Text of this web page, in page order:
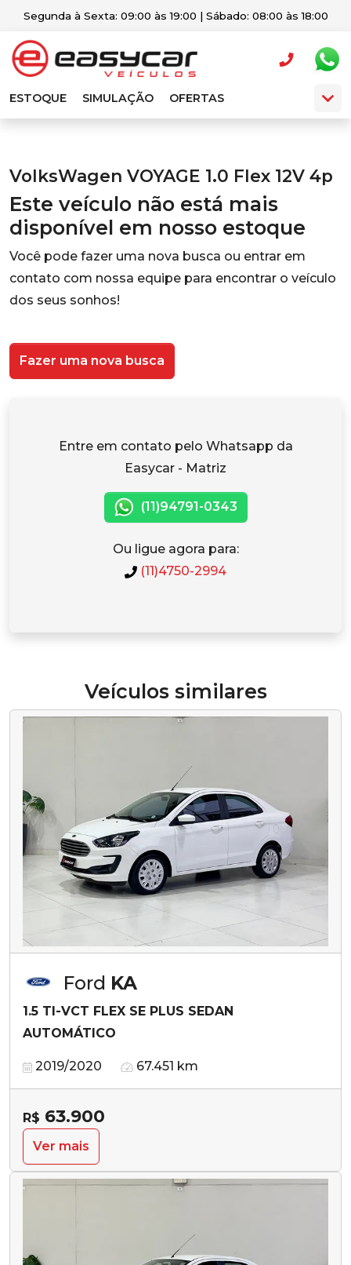
Segunda à Sexta: 09:00 às 19:00 | Sábado: 08:00 às 18:00
ESTOQUE SIMULAÇÃO OFERTAS
VolksWagen VOYAGE 1.0 Flex 12V 4p
Este veículo não está mais
disponível em nosso estoque
Você pode fazer uma nova busca ou entrar em
contato com nossa equipe para encontrar o veículo
dos seus sonhos!
Fazer uma nova busca
Entre em contato pelo Whatsapp da
Easycar - Matriz
(11)94791-0343
Ou ligue agora para:
(11)4750-2994
Veículos similares
Ford KA
1.5 TI-VCT FLEX SE PLUS SEDAN
AUTOMÁTICO
2019/2020 67.451 km
R$ 63.900
Ver mais